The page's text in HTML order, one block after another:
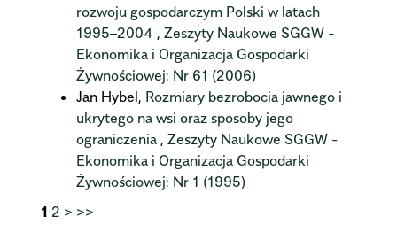
rozwoju gospodarczym Polski w latach
1995–2004 , Zeszyty Naukowe SGGW -
Ekonomika i Organizacja Gospodarki
Żywnościowej: Nr 61 (2006)
Jan Hybel, Rozmiary bezrobocia jawnego i
ukrytego na wsi oraz sposoby jego
ograniczenia , Zeszyty Naukowe SGGW -
Ekonomika i Organizacja Gospodarki
Żywnościowej: Nr 1 (1995)
1 2 > >>